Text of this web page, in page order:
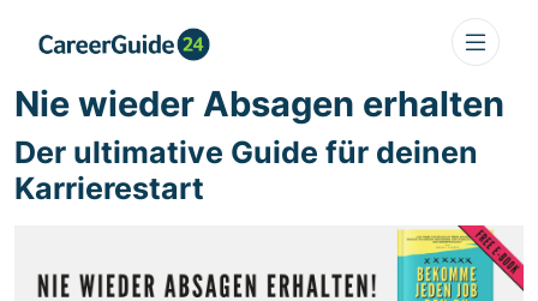
Nie wieder Absagen erhalten
Der ultimative Guide für deinen
Karrierestart